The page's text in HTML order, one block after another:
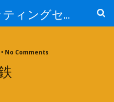
レーザーカッティングセンター 株式会社 中本鉄工所
• No Comments